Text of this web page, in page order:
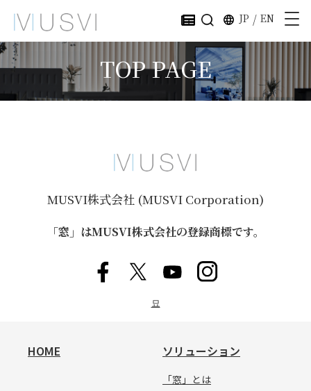
JP / EN
TOP PAGE
MUSVI株式会社 (MUSVI Corporation)
「窓」はMUSVI株式会社の登録商標です。
묘
HOME ソリューション
「窓」とは